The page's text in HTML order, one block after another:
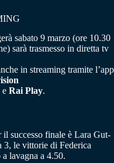
sabato 9 marzo (ore 10.30
sarà trasmesso in diretta tv
in streaming tramite l’app
e Rai Play.
successo finale è Lara Gut-
3, le vittorie di Federica
lavagna a 4.50.